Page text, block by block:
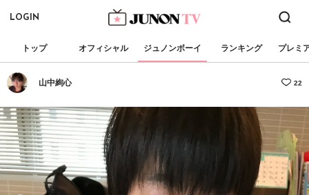
LOGIN
トップ オフィシャル ジュノンボーイ ランキング プレミ
山中絢心 22